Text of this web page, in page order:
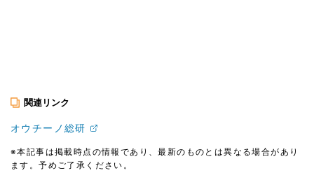
関連リンク
オウチーノ総研
※本記事は掲載時点の情報であり、最新のものとは異なる場合があり
ます。予めご了承ください。